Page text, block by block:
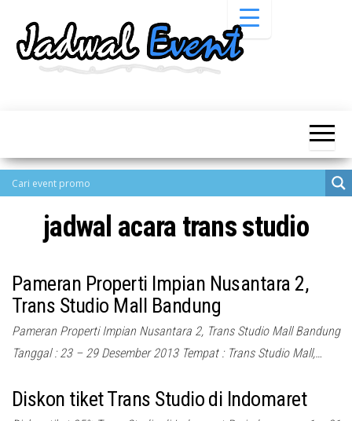
Pameran,
Terbaru
Pameran,
Seminar,
Bazaar,
Job Fair,
Lomba dll.
jadwal acara trans studio
Pameran Properti Impian Nusantara 2,
Trans Studio Mall Bandung
Pameran Properti Impian Nusantara 2, Trans Studio Mall Bandung
Tanggal : 23 – 29 Desember 2013 Tempat : Trans Studio Mall,…
Diskon tiket Trans Studio di Indomaret